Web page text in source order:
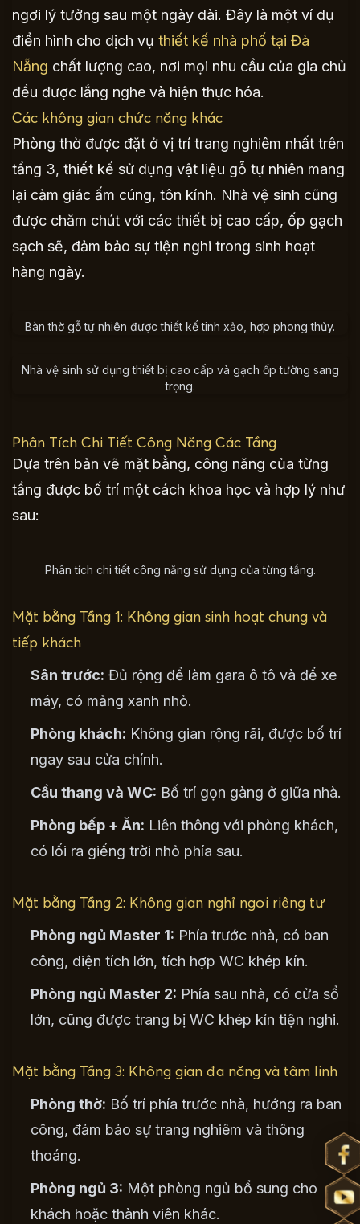
ngơi lý tưởng sau một ngày dài. Đây là một ví dụ
điển hình cho dịch vụ thiết kế nhà phố tại Đà
Nẵng chất lượng cao, nơi mọi nhu cầu của gia chủ
đều được lắng nghe và hiện thực hóa.
Các không gian chức năng khác
Phòng thờ được đặt ở vị trí trang nghiêm nhất trên
tầng 3, thiết kế sử dụng vật liệu gỗ tự nhiên mang
lại cảm giác ấm cúng, tôn kính. Nhà vệ sinh cũng
được chăm chút với các thiết bị cao cấp, ốp gạch
sạch sẽ, đảm bảo sự tiện nghi trong sinh hoạt
hàng ngày.
Bàn thờ gỗ tự nhiên được thiết kế tinh xảo, hợp phong thủy.
Nhà vệ sinh sử dụng thiết bị cao cấp và gạch ốp tường sang
trọng.
Phân Tích Chi Tiết Công Năng Các Tầng
Dựa trên bản vẽ mặt bằng, công năng của từng
tầng được bố trí một cách khoa học và hợp lý như
sau:
Phân tích chi tiết công năng sử dụng của từng tầng.
Mặt bằng Tầng 1: Không gian sinh hoạt chung và
tiếp khách
Sân trước: Đủ rộng để làm gara ô tô và để xe
máy, có mảng xanh nhỏ.
Phòng khách: Không gian rộng rãi, được bố trí
ngay sau cửa chính.
Cầu thang và WC: Bố trí gọn gàng ở giữa nhà.
Phòng bếp + Ăn: Liên thông với phòng khách,
có lối ra giếng trời nhỏ phía sau.
Mặt bằng Tầng 2: Không gian nghỉ ngơi riêng tư
Phòng ngủ Master 1: Phía trước nhà, có ban
công, diện tích lớn, tích hợp WC khép kín.
Phòng ngủ Master 2: Phía sau nhà, có cửa sổ
lớn, cũng được trang bị WC khép kín tiện nghi.
Mặt bằng Tầng 3: Không gian đa năng và tâm linh
Phòng thờ: Bố trí phía trước nhà, hướng ra ban
công, đảm bảo sự trang nghiêm và thông
thoáng.
Phòng ngủ 3: Một phòng ngủ bổ sung cho
khách hoặc thành viên khác.